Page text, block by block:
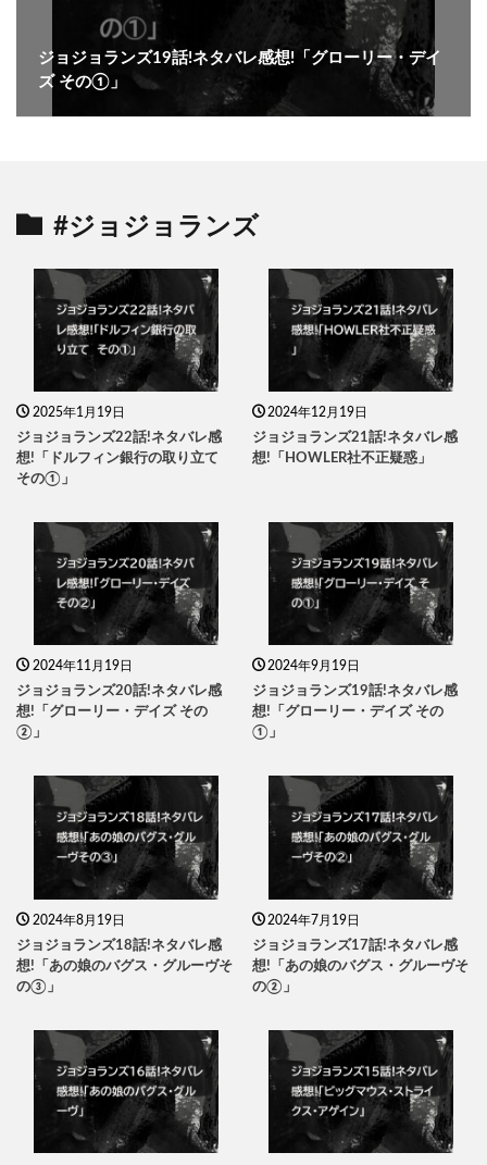
ジョジョランズ19話!ネタバレ感想!「グローリー・デイ
ズ その①」
#ジョジョランズ
2025年1月19日
ジョジョランズ22話!ネタバレ感
想!「ドルフィン銀行の取り立て
その①」
2024年12月19日
ジョジョランズ21話!ネタバレ感
想!「HOWLER社不正疑惑」
2024年11月19日
ジョジョランズ20話!ネタバレ感
想!「グローリー・デイズ その
②」
2024年9月19日
ジョジョランズ19話!ネタバレ感
想!「グローリー・デイズ その
①」
2024年8月19日
ジョジョランズ18話!ネタバレ感
想!「あの娘のバグス・グルーヴそ
の③」
2024年7月19日
ジョジョランズ17話!ネタバレ感
想!「あの娘のバグス・グルーヴそ
の②」